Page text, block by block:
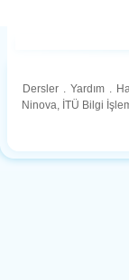
Dersler . Yardım .
Ninova, İTÜ Bilgi